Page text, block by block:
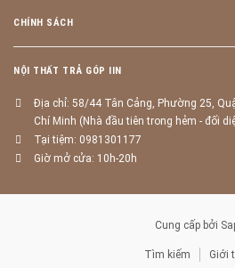
CHÍNH SÁCH
NỘI THẤT TRẢ GÓP IIN
Địa chỉ: 58/44 Tân Cảng, Phường 25,
Chí Minh (Nhà đầu tiên trong hẻm - đối
Tại tiệm: 0981301177
Giờ mở cửa: 10h-20h
Cung cấp bởi
Tìm kiếm Giới